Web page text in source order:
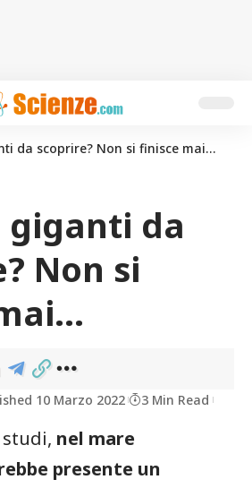
da scoprire? Non si finisce mai…
da
Non si
10 Marzo 2022 3 Min Read
studi, nel mare
presente un